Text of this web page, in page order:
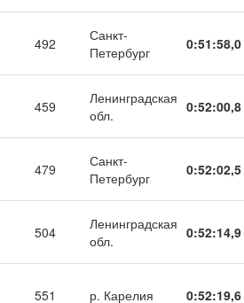
492
Санкт-
Петербург
0:51:58,0
459
Ленинградская
обл.
0:52:00,8
479
Санкт-
Петербург
0:52:02,5
504
Ленинградская
обл.
0:52:14,9
551 р. Карелия 0:52:19,6